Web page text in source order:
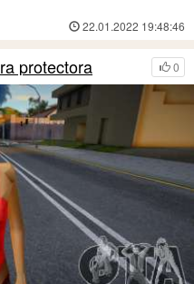
22.01.2022 19:48:46
0
protectora